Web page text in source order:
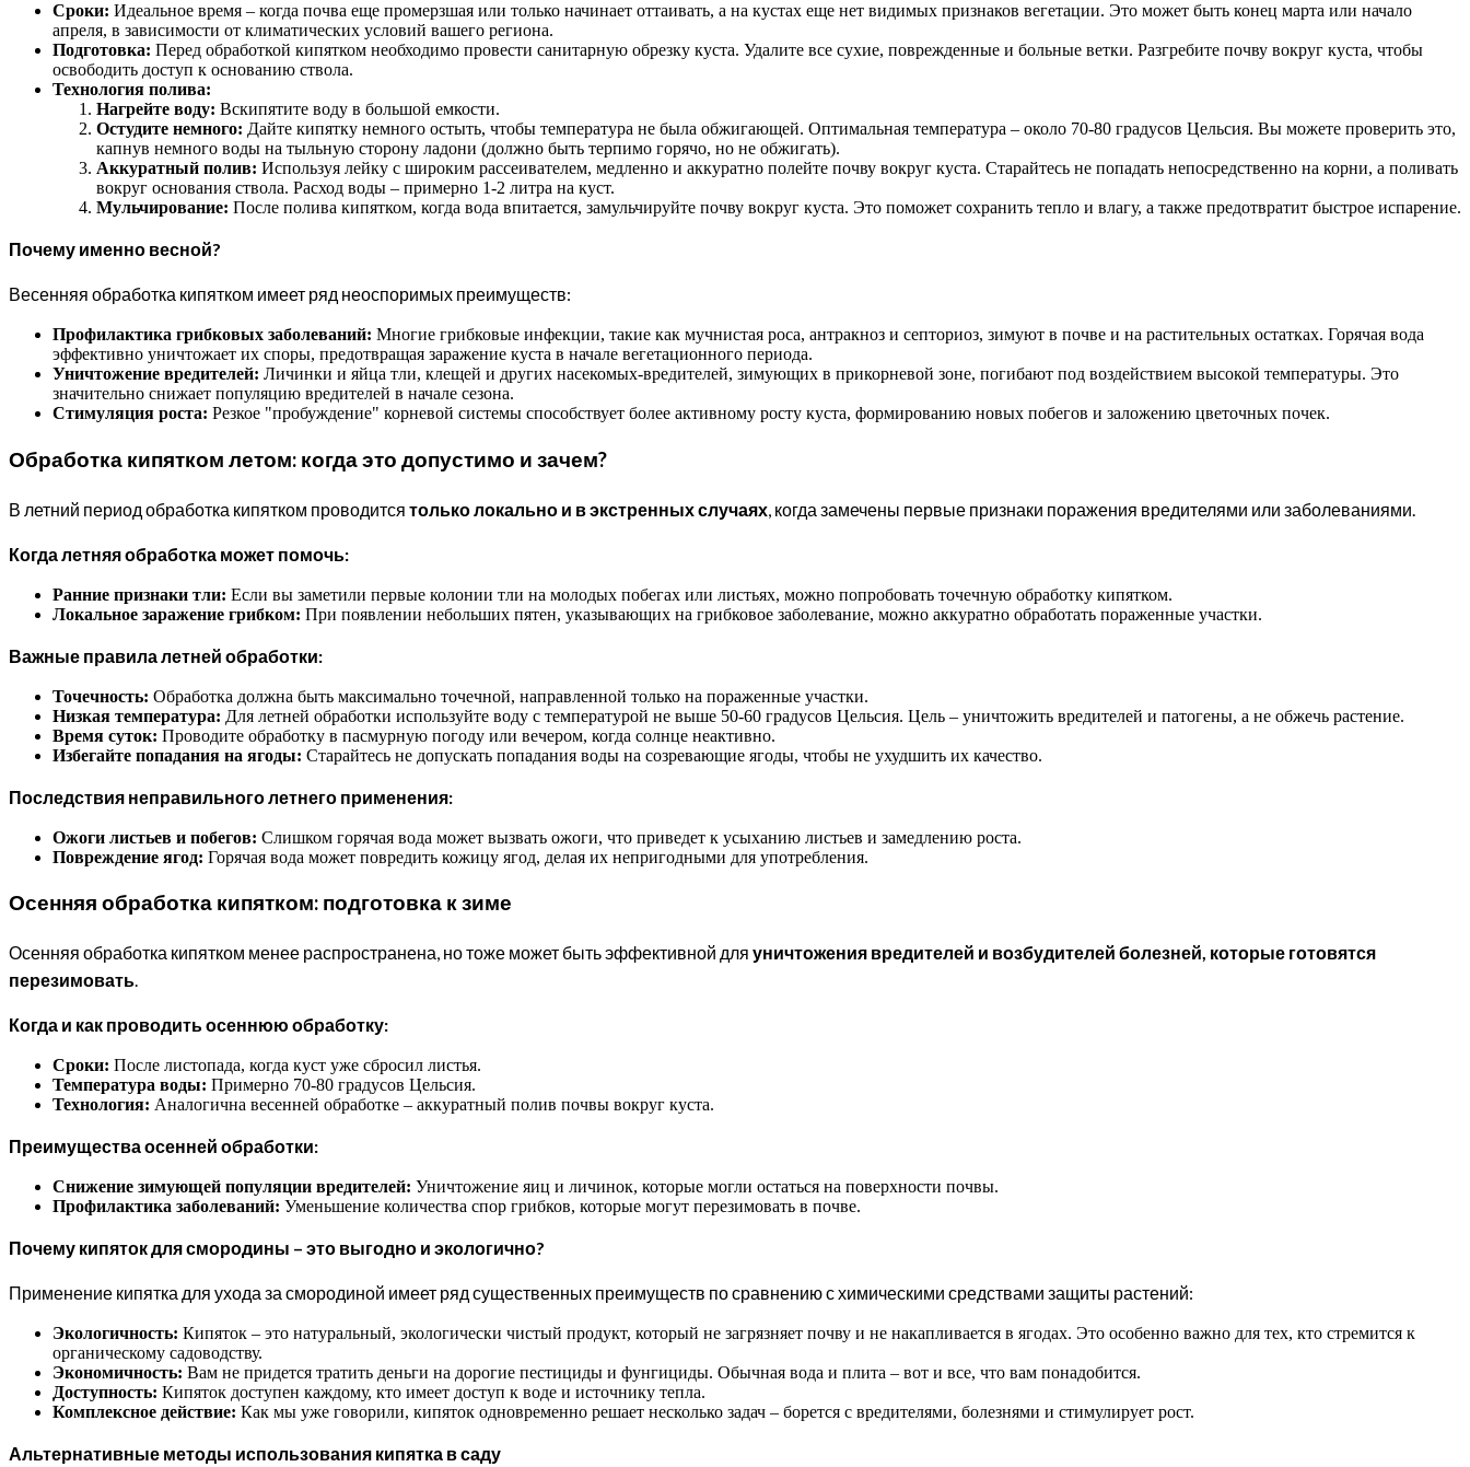
Сроки: Идеальное время – когда почва еще промерзшая или только начинает оттаивать, а на кустах еще нет видимых признаков вегетации. Это может быть конец марта или начало
апреля, в зависимости от климатических условий вашего региона.
Подготовка: Перед обработкой кипятком необходимо провести санитарную обрезку куста. Удалите все сухие, поврежденные и больные ветки. Разгребите почву вокруг куста, чтобы
освободить доступ к основанию ствола.
Технология полива:
Нагрейте воду: Вскипятите воду в большой емкости.
Остудите немного: Дайте кипятку немного остыть, чтобы температура не была обжигающей. Оптимальная температура – около 70-80 градусов Цельсия. Вы можете проверить это,
капнув немного воды на тыльную сторону ладони (должно быть терпимо горячо, но не обжигать).
Аккуратный полив: Используя лейку с широким рассеивателем, медленно и аккуратно полейте почву вокруг куста. Старайтесь не попадать непосредственно на корни, а поливать
вокруг основания ствола. Расход воды – примерно 1-2 литра на куст.
Мульчирование: После полива кипятком, когда вода впитается, замульчируйте почву вокруг куста. Это поможет сохранить тепло и влагу, а также предотвратит быстрое испарение.
Почему именно весной?
Весенняя обработка кипятком имеет ряд неоспоримых преимуществ:
Профилактика грибковых заболеваний: Многие грибковые инфекции, такие как мучнистая роса, антракноз и септориоз, зимуют в почве и на растительных остатках. Горячая вода
эффективно уничтожает их споры, предотвращая заражение куста в начале вегетационного периода.
Уничтожение вредителей: Личинки и яйца тли, клещей и других насекомых-вредителей, зимующих в прикорневой зоне, погибают под воздействием высокой температуры. Это
значительно снижает популяцию вредителей в начале сезона.
Стимуляция роста: Резкое "пробуждение" корневой системы способствует более активному росту куста, формированию новых побегов и заложению цветочных почек.
Обработка кипятком летом: когда это допустимо и зачем?
В летний период обработка кипятком проводится только локально и в экстренных случаях , когда замечены первые признаки поражения вредителями или заболеваниями.
Когда летняя обработка может помочь:
Ранние признаки тли: Если вы заметили первые колонии тли на молодых побегах или листьях, можно попробовать точечную обработку кипятком.
Локальное заражение грибком: При появлении небольших пятен, указывающих на грибковое заболевание, можно аккуратно обработать пораженные участки.
Важные правила летней обработки:
Точечность: Обработка должна быть максимально точечной, направленной только на пораженные участки.
Низкая температура: Для летней обработки используйте воду с температурой не выше 50-60 градусов Цельсия. Цель – уничтожить вредителей и патогены, а не обжечь растение.
Время суток: Проводите обработку в пасмурную погоду или вечером, когда солнце неактивно.
Избегайте попадания на ягоды: Старайтесь не допускать попадания воды на созревающие ягоды, чтобы не ухудшить их качество.
Последствия неправильного летнего применения:
Ожоги листьев и побегов: Слишком горячая вода может вызвать ожоги, что приведет к усыханию листьев и замедлению роста.
Повреждение ягод: Горячая вода может повредить кожицу ягод, делая их непригодными для употребления.
Осенняя обработка кипятком: подготовка к зиме
Осенняя обработка кипятком менее распространена, но тоже может быть эффективной для уничтожения вредителей и возбудителей болезней, которые готовятся
перезимовать.
Когда и как проводить осеннюю обработку:
Сроки: После листопада, когда куст уже сбросил листья.
Температура воды: Примерно 70-80 градусов Цельсия.
Технология: Аналогична весенней обработке – аккуратный полив почвы вокруг куста.
Преимущества осенней обработки:
Снижение зимующей популяции вредителей: Уничтожение яиц и личинок, которые могли остаться на поверхности почвы.
Профилактика заболеваний: Уменьшение количества спор грибков, которые могут перезимовать в почве.
Почему кипяток для смородины – это выгодно и экологично?
Применение кипятка для ухода за смородиной имеет ряд существенных преимуществ по сравнению с химическими средствами защиты растений:
Экологичность: Кипяток – это натуральный, экологически чистый продукт, который не загрязняет почву и не накапливается в ягодах. Это особенно важно для тех, кто стремится к
органическому садоводству.
Экономичность: Вам не придется тратить деньги на дорогие пестициды и фунгициды. Обычная вода и плита – вот и все, что вам понадобится.
Доступность: Кипяток доступен каждому, кто имеет доступ к воде и источнику тепла.
Комплексное действие: Как мы уже говорили, кипяток одновременно решает несколько задач – борется с вредителями, болезнями и стимулирует рост.
Альтернативные методы использования кипятка в саду